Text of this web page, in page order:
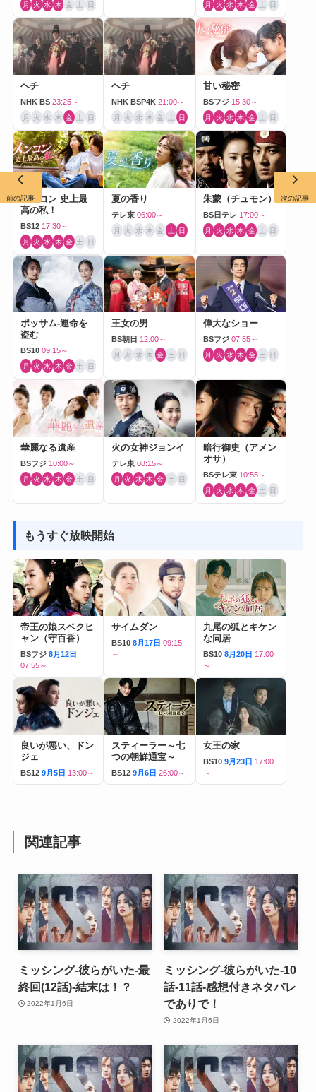
月 火 水 木 金 土 日 月 火 水 木 金 土 日
ヘチ
NHK BS 23:25～
月 火 水 木 金 土 日
ヘチ
NHK BSP4K 21:00～
月 火 水 木 金 土 日
甘い秘密
BSフジ 15:30～
月 火 水 木 金 土 日
メンコン 史上最
高の私！
BS12 17:30～
月 火 水 木 金 土 日
夏の香り
テレ東 06:00～
月 火 水 木 金 土 日
朱蒙（チュモン）
BS日テレ 17:00～
月 火 水 木 金 土 日
ポッサム-運命を
盗む
BS10 09:15～
月 火 水 木 金 土 日
王女の男
BS朝日 12:00～
月 火 水 木 金 土 日
偉大なショー
BSフジ 07:55～
月 火 水 木 金 土 日
華麗なる遺産
BSフジ 10:00～
月 火 水 木 金 土 日
火の女神ジョンイ
テレ東 08:15～
月 火 水 木 金 土 日
暗行御史（アメン
オサ）
BSテレ東 10:55～
月 火 水 木 金 土 日
もうすぐ放映開始
帝王の娘スベクヒ
ャン（守百香）
BSフジ 8月12日
07:55～
サイムダン
BS10 8月17日 09:15
～
九尾の狐とキケン
な同居
BS10 8月20日 17:00
～
良いが悪い、ドン
ジェ
BS12 9月5日 13:00～
スティーラー～七
つの朝鮮通宝～
BS12 9月6日 26:00～
女王の家
BS10 9月23日 17:00
～
関連記事
ミッシング-彼らがいた-最
終回(12話)-結末は！？
2022年1月6日
ミッシング-彼らがいた-10
話-11話-感想付きネタバレ
でありで！
2022年1月6日
前の記事 次の記事